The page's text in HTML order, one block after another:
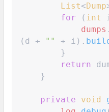
List<Dump
for
( int
dumps .
( d + " " + i ) .
}
return
}
private void